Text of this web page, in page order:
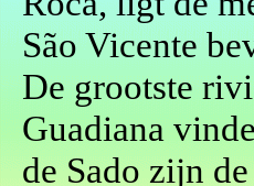
São Vicente
De grootste
Guadiana
de Sado zijn